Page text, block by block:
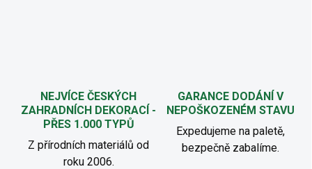
NEJVÍCE ČESKÝCH
ZAHRADNÍCH DEKORACÍ -
PŘES 1.000 TYPŮ
Z přírodních materiálů od
roku 2006.
GARANCE DODÁNÍ V
NEPOŠKOZENÉM STAVU
Expedujeme na paletě,
bezpečně zabalíme.